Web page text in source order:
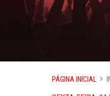
PÁGINA INICIAL